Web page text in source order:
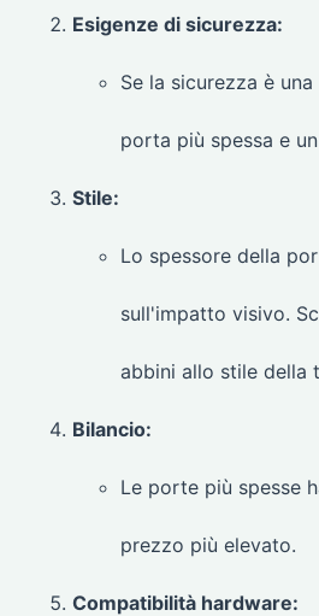
Esigenze di sicurezza:
Se la sicurezza è
porta più spessa e
Stile:
Lo spessore della
sull'impatto visivo.
abbini allo stile della
Bilancio:
Le porte più spesse
prezzo più elevato.
Compatibilità hardware: